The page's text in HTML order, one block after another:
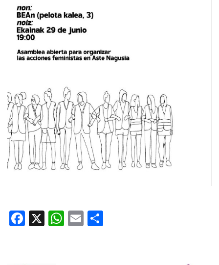
Facebook
X WhatsApp
Email